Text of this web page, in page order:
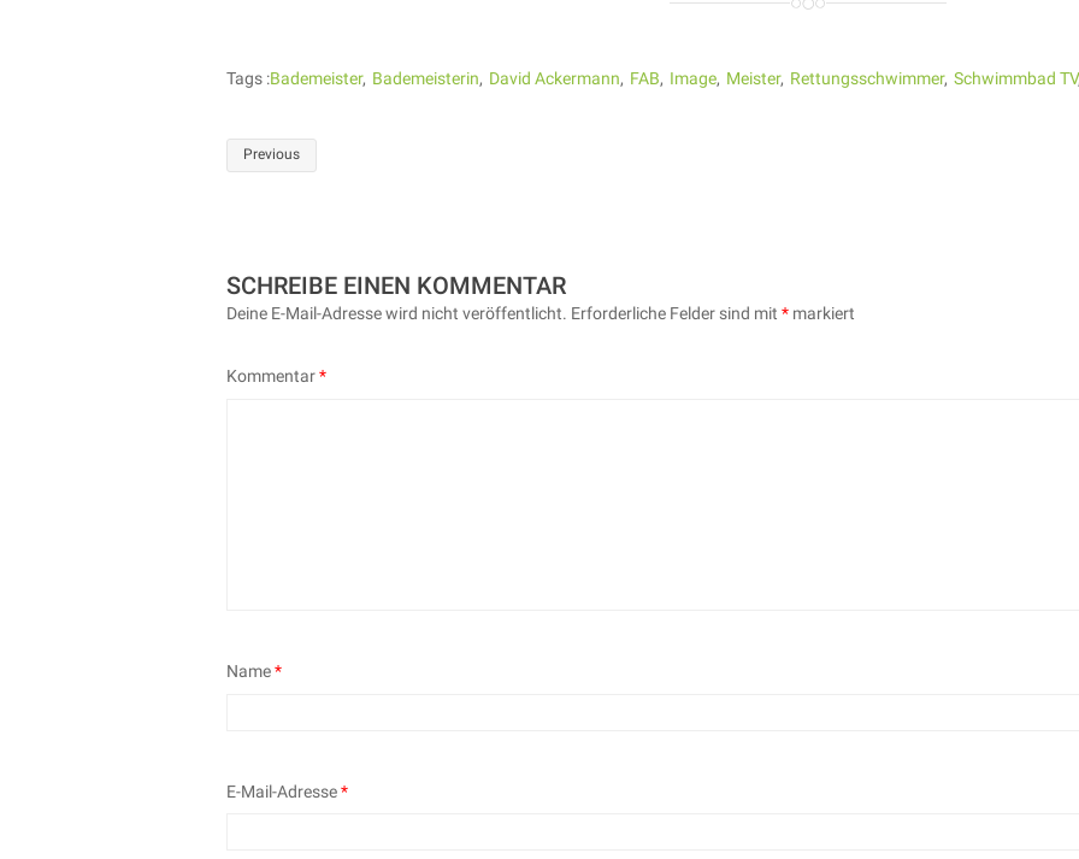
Tags :Bademeister Bademeisterin David Ackermann FAB Image Meister Rettungsschwimmer Schwimmbad TV
Post
Previous
SCHREIBE EINEN KOMMENTAR
Deine E-Mail-Adresse wird nicht veröffentlicht. Erforderliche Felder sind mit *markiert
Kommentar*
Name*
E-Mail-Adresse*